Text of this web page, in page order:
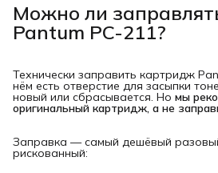
Можно ли
Pantum PC-211?
Технически заправить картридж
нём есть отверстие для засыпки
новый или сбрасывается. Но мы
оригинальный картридж, а не
Заправка — самый дешёвый
рискованный: